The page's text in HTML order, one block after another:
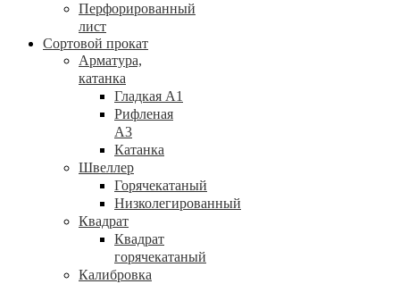
Перфорированный
лист
Сортовой прокат
Арматура,
катанка
Гладкая А1
Рифленая
А3
Катанка
Швеллер
Горячекатаный
Низколегированный
Квадрат
Квадрат
горячекатаный
Калибровка